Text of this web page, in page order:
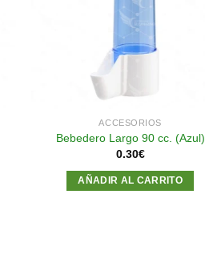
ACCESORIOS
Bebedero Largo 90 cc. (Azul)
0.30€
AÑADIR AL CARRITO